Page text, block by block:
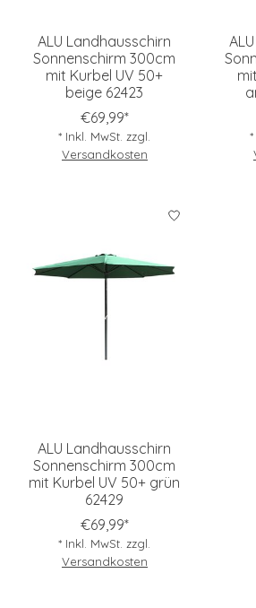
ALU Landhausschirn
Sonnenschirm 300cm
mit Kurbel UV 50+
beige 62423
€69,99*
* Inkl. MwSt. zzgl.
Versandkosten
ALU Landhausschirn
Sonnenschirm 300cm
mit Kurbel UV 50+ grün
62429
€69,99*
* Inkl. MwSt. zzgl.
Versandkosten